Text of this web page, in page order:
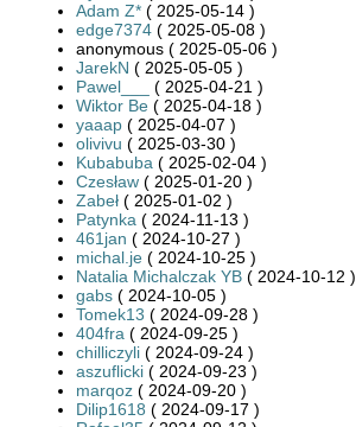
Adam Z* ( 2025-05-14 )
edge7374 ( 2025-05-08 )
anonymous ( 2025-05-06 )
JarekN ( 2025-05-05 )
Pawel___
( 2025-04-21 )
Wiktor Be ( 2025-04-18 )
yaaap ( 2025-04-07 )
olivivu ( 2025-03-30 )
Kubabuba ( 2025-02-04 )
Czesław ( 2025-01-20 )
Zabeł ( 2025-01-02 )
Patynka ( 2024-11-13 )
461jan ( 2024-10-27 )
michal.je ( 2024-10-25 )
Natalia Michalczak YB ( 2024-10-12 )
gabs ( 2024-10-05 )
Tomek13 ( 2024-09-28 )
404fra ( 2024-09-25 )
chilliczyli ( 2024-09-24 )
aszuflicki ( 2024-09-23 )
marqoz ( 2024-09-20 )
Dilip1618 ( 2024-09-17 )